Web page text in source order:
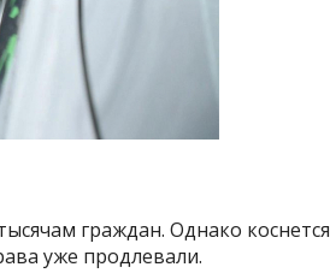
граждан. Однако коснется
уже продлевали.